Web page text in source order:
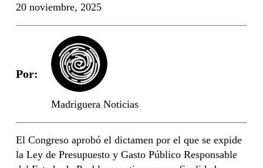
20 noviembre, 2025
Por:
Madriguera Noticias
El Congreso aprobó el dictamen por el que se expide
la Ley de Presupuesto y Gasto Público Responsable